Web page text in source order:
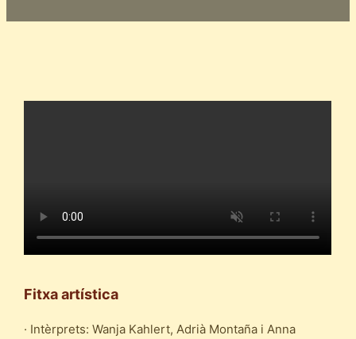
Fitxa artística
· Intèrprets: Wanja Kahlert, Adrià Montaña i Anna